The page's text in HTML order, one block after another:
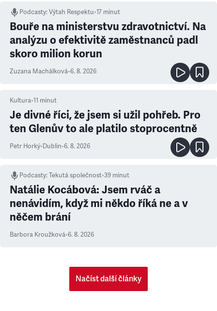
Podcasty:Výtah Respektu•17 minut
Bouře na ministerstvu zdravotnictví. Na
analýzu o efektivitě zaměstnanců padl
skoro milion korun
Zuzana Machálková•6. 8. 2026
Kultura•11 minut
Je divné říci, že jsem si užil pohřeb. Pro
ten Glenův to ale platilo stoprocentně
Petr Horký•Dublin•6. 8. 2026
Podcasty:Tekutá společnost•39 minut
Natálie Kocábová: Jsem rváč a
nenávidím, když mi někdo říká ne a v
něčem brání
Barbora Kroužková•6. 8. 2026
Načíst další články